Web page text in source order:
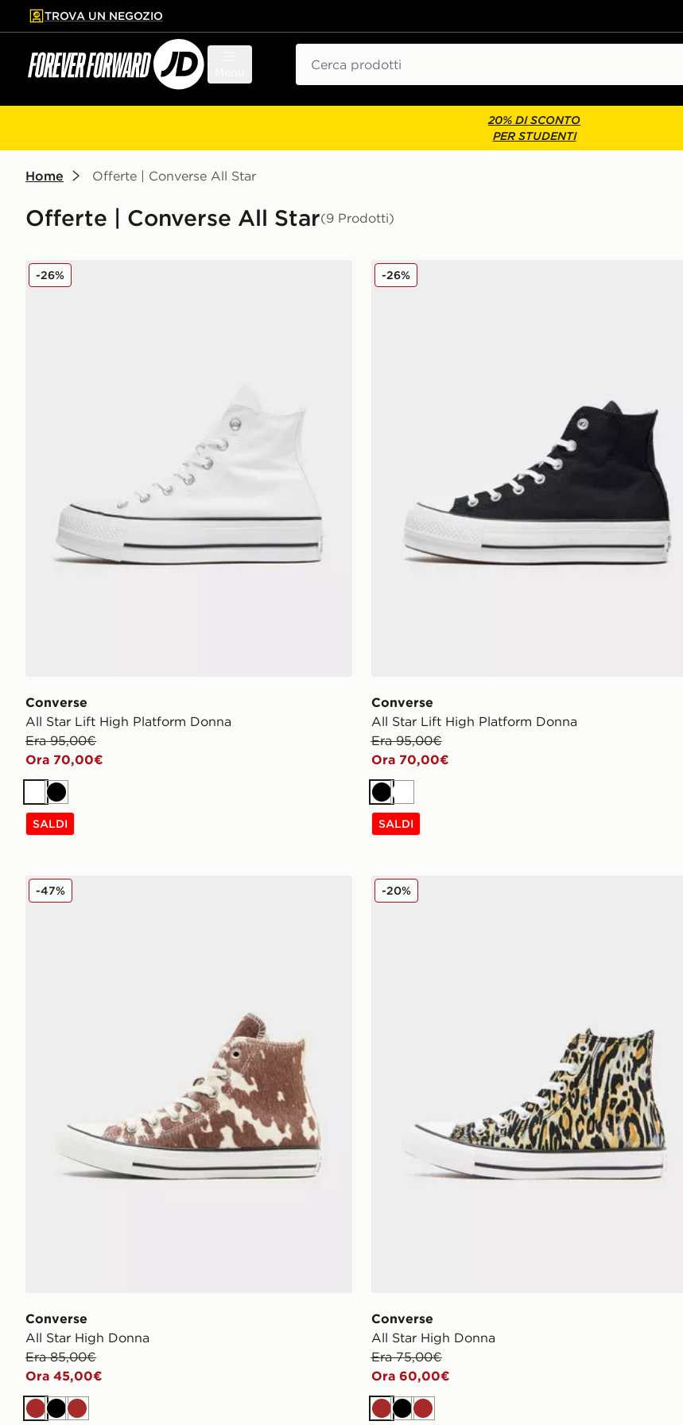
contenuto principale
a fondo pagina
TROVA UN NEGOZIO
20% DI SCONTO
PER STUDENTI
Home Offerte | Converse All Star
Offerte | Converse All Star(9 Prodotti)
Converse All Star Lift High Platform Donna
Converse
All Star Lift High Platform Donna
Era 95,00€
Ora 70,00€
-26%
Bianco
Nero
SALDI
Converse All Star Lift High Platform Donna
Converse
All Star Lift High Platform Donna
Era 95,00€
Ora 70,00€
-26%
NeroBianco
SALDI
Converse All Star High Donna
Converse
All Star High Donna
Era 85,00€
Ora 45,00€
-47%
Marrone
NeroMarrone
Converse All Star High Donna
Converse
All Star High Donna
Era 75,00€
Ora 60,00€
-20%
Marrone
NeroMarrone